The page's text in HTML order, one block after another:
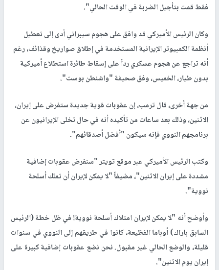
فقط قمت بتأجيل الضربة في الوقت الحالي".
وكان الرئيس الأميركي قد وافق على هجوم سيبراني أدى إلى تعطيل
أنظمة الكمبيوتر الإيرانية المستخدمة في إطلاق صواريخ وقذائف، رغم
أنه تراجع عن هجوم عسكري رداً على إسقاط طائرة استطلاع أميركية
بدون طيار، الخميس، وفق صحيفة "واشنطن بوست".
من جهة أخرى، قال ترمب، إن عقوبات قوية جديدة ستفرض على إيران،
الاثنين، وذلك بعد ساعات من تأكيده أنه في حال تخلى الإيرانيون عن
برنامجهم النووي فإنه سيكون "أفضل أصدقائهم".
وكتب الرئيس الأميركي عبر موقع تويتر "سنفرض عقوبات إضافية
مشددة على إيران الاثنين"، مضيفاً "لا يمكن لإيران أن تملك أسلحة
نووية".
وأوضح أنه "لا يمكن لإيران امتلاك أسلحة نووية! في ظل خطة (الرئيس
السابق باراك) أوباما الفظيعة، كانوا في طريقهم إلى النووي في سنوات
قليلة، والوضع الحالي غير مقبول. نحن نضع عقوبات إضافية كبيرة على
إيران يوم الاثنين".